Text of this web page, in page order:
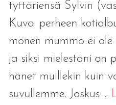
tyttäriensä Sylvin
Kuva: perheen
monen mummo ei
ja siksi mielestäni on
hänet muillekin kuin
suvullemme. Joskus ...